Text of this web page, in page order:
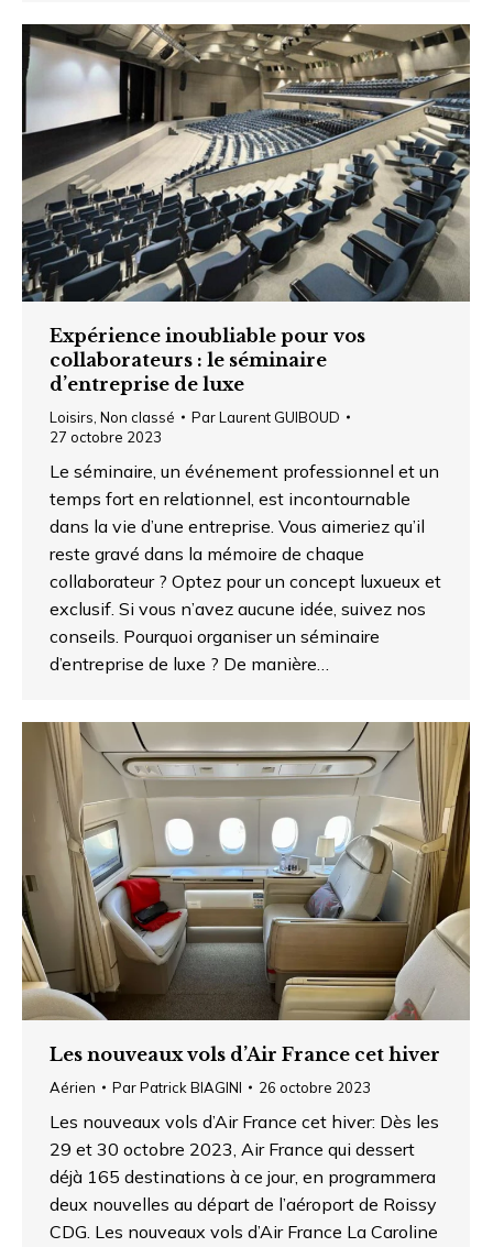
Expérience inoubliable pour vos
collaborateurs : le séminaire
d’entreprise de luxe
Loisirs Non classé ParLaurent GUIBOUD
27 octobre 2023
Le séminaire, un événement professionnel et un
temps fort en relationnel, est incontournable
dans la vie d’une entreprise. Vous aimeriez qu’il
reste gravé dans la mémoire de chaque
collaborateur ? Optez pour un concept luxueux et
exclusif. Si vous n’avez aucune idée, suivez nos
conseils. Pourquoi organiser un séminaire
d’entreprise de luxe ? De manière…
Les nouveaux vols d’Air France cet hiver
Aérien ParPatrick BIAGINI 26 octobre 2023
Les nouveaux vols d’Air France cet hiver: Dès les
29 et 30 octobre 2023, Air France qui dessert
déjà 165 destinations à ce jour, en programmera
deux nouvelles au départ de l’aéroport de Roissy
CDG. Les nouveaux vols d’Air France La Caroline